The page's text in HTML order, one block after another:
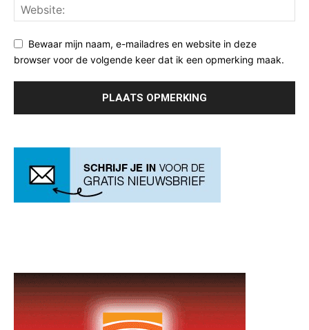
Bewaar mijn naam, e-mailadres en website in deze
browser voor de volgende keer dat ik een opmerking maak.